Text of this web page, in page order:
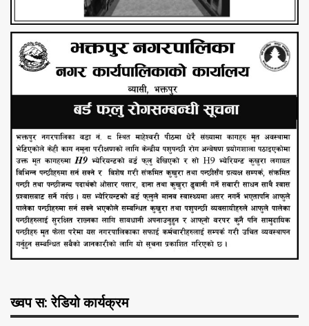
ख्वप स: रेडियो कार्यक्रम